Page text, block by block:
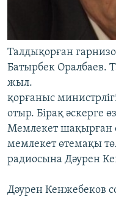
Талдықорған
Батырбек Оралбаев.
жыл.
қорғаныс
отыр. Бірақ әскерге
Мемлекет шақырған
мемлекет өтемақы
радиосына Дәурен
Дәурен Кенжебеков